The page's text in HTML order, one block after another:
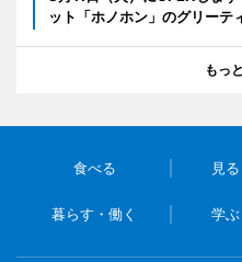
ット「ホノホン」のグリーテ
もっ
食べる 見
暮らす・働く 学